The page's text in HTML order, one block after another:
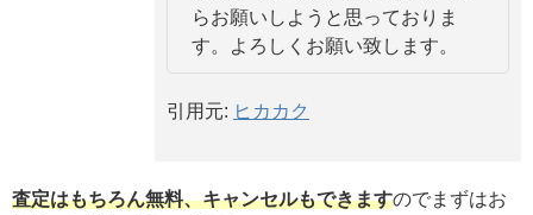
らお願いしようと思っておりま
す。よろしくお願い致します。
引用元: ヒカカク
査定はもちろん無料、キャンセルもできますのでまずはお